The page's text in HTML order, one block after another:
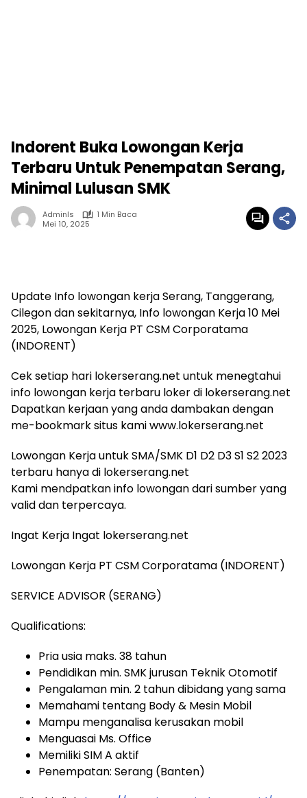
Indorent Buka Lowongan Kerja
Terbaru Untuk Penempatan Serang,
Minimal Lulusan SMK
Adminls
1 Min Baca
Mei 10, 2025
Update Info lowongan kerja Serang, Tanggerang,
Cilegon dan sekitarnya, Info lowongan Kerja 10 Mei
2025, Lowongan Kerja PT CSM Corporatama
(INDORENT)
Cek setiap hari lokerserang.net untuk menegtahui
info lowongan kerja terbaru loker di lokerserang.net
Dapatkan kerjaan yang anda dambakan dengan
me-bookmark situs kami www.lokerserang.net
Lowongan Kerja untuk SMA/SMK D1 D2 D3 S1 S2 2023
terbaru hanya di lokerserang.net
Kami mendpatkan info lowongan dari sumber yang
valid dan terpercaya.
Ingat Kerja Ingat lokerserang.net
Lowongan Kerja PT CSM Corporatama (INDORENT)
SERVICE ADVISOR (SERANG)
Qualifications:
Pria usia maks. 38 tahun
Pendidikan min. SMK jurusan Teknik Otomotif
Pengalaman min. 2 tahun dibidang yang sama
Memahami tentang Body & Mesin Mobil
Mampu menganalisa kerusakan mobil
Menguasai Ms. Office
Memiliki SIM A aktif
Penempatan: Serang (Banten)